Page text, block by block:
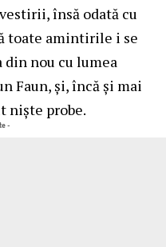
însă odată cu
toate amintirile i se
din nou cu lumea
Faun, și, încă și mai
niște probe.
-